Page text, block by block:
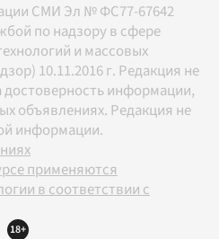
СМИ Эл № ФС77-67642
по надзору в сфере
и массовых
10.11.2016 г. Редакция не
достоверность информации,
объявлениях. Редакция не
информации.
применяются
в соответствии с
18+